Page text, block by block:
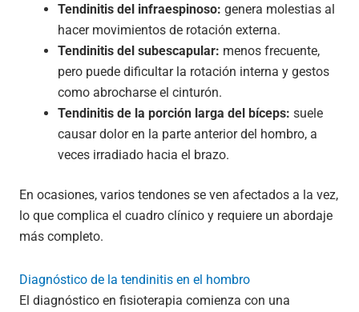
Tendinitis del infraespinoso: genera molestias al
hacer movimientos de rotación externa.
Tendinitis del subescapular: menos frecuente,
pero puede dificultar la rotación interna y gestos
como abrocharse el cinturón.
Tendinitis de la porción larga del bíceps: suele
causar dolor en la parte anterior del hombro, a
veces irradiado hacia el brazo.
En ocasiones, varios tendones se ven afectados a la vez,
lo que complica el cuadro clínico y requiere un abordaje
más completo.
Diagnóstico de la tendinitis en el hombro
El diagnóstico en fisioterapia comienza con una